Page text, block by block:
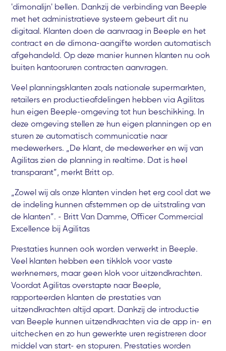
'dimonalijn' bellen. Dankzij de verbinding van Beeple
met het administratieve systeem gebeurt dit nu
digitaal. Klanten doen de aanvraag in Beeple en het
contract en de dimona-aangifte worden automatisch
afgehandeld. Op deze manier kunnen klanten nu ook
buiten kantooruren contracten aanvragen.
Veel planningsklanten zoals nationale supermarkten,
retailers en productieafdelingen hebben via Agilitas
hun eigen Beeple-omgeving tot hun beschikking. In
deze omgeving stellen ze hun eigen planningen op en
sturen ze automatisch communicatie naar
medewerkers. „De klant, de medewerker en wij van
Agilitas zien de planning in realtime. Dat is heel
transparant”, merkt Britt op.
„Zowel wij als onze klanten vinden het erg cool dat we
de indeling kunnen afstemmen op de uitstraling van
de klanten”. - Britt Van Damme, Officer Commercial
Excellence bij Agilitas
Prestaties kunnen ook worden verwerkt in Beeple.
Veel klanten hebben een tikklok voor vaste
werknemers, maar geen klok voor uitzendkrachten.
Voordat Agilitas overstapte naar Beeple,
rapporteerden klanten de prestaties van
uitzendkrachten altijd apart. Dankzij de introductie
van Beeple kunnen uitzendkrachten via de app in- en
uitchecken en zo hun gewerkte uren registreren door
middel van start- en stopuren. Prestaties worden